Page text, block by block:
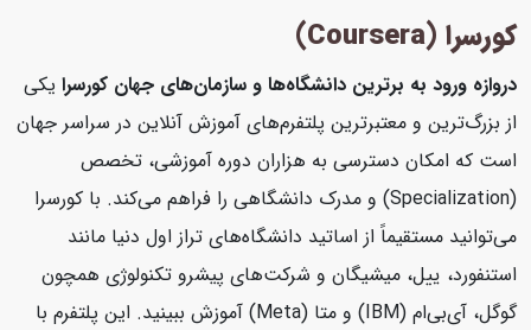
کورسرا (Coursera)
دروازه ورود به برترین دانشگاه‌ها و سازمان‌های جهان کورسرایکی
از بزرگ‌ترین و معتبرترین پلتفرم‌های آموزش آنلاین در سراسر جهان
است که امکان دسترسی به هزاران دوره آموزشی، تخصص
(Specialization) و مدرک دانشگاهی را فراهم می‌کند. با کورسرا
می‌توانید مستقیماً از اساتید دانشگاه‌های تراز اول دنیا مانند
استنفورد، ییل، میشیگان و شرکت‌های پیشرو تکنولوژی همچون
گوگل، آی‌بی‌ام (IBM) و متا (Meta) آموزش ببینید. این پلتفرم با